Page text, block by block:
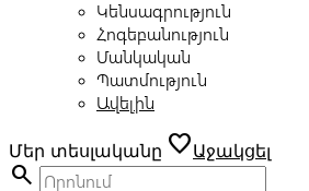
Կենսագրություն
Հոգեբանություն
Մանկական
Պատմություն
Ավելին
Մեր տեսլականը favoriteԱջակցել
search